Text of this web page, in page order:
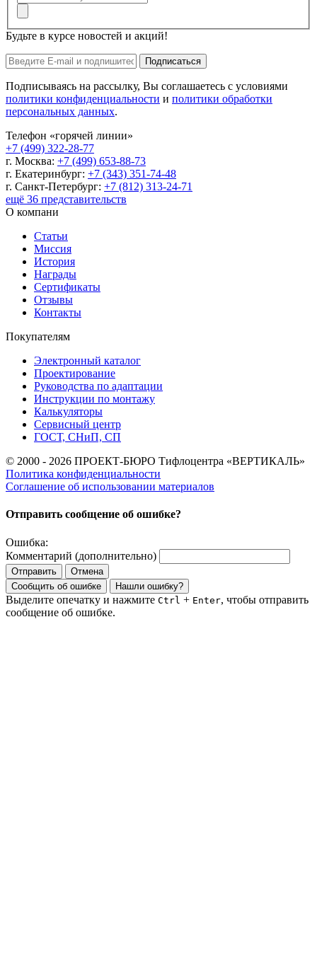
Будьте в курсе новостей и акций!
Подписаться
Подписываясь на рассылку, Вы соглашаетесь с условиями
политики конфиденциальности и политики обработки
персональных данных.
Телефон «горячей линии»
+7 (499) 322-28-77
г. Москва: +7 (499) 653-88-73
г. Екатеринбург: +7 (343) 351-74-48
г. Санкт-Петербург: +7 (812) 313-24-71
ещё 36 представительств
О компани
Статьи
Миссия
История
Награды
Сертификаты
Отзывы
Контакты
Покупателям
Электронный каталог
Проектирование
Руководства по адаптации
Инструкции по монтажу
Калькуляторы
Сервисный центр
ГОСТ, СНиП, СП
© 2000 - 2026 ПРОЕКТ-БЮРО Тифлоцентра «ВЕРТИКАЛЬ»
Политика конфиденциальности
Соглашение об использовании материалов
Отправить сообщение об ошибке?
Ошибка:
Комментарий (дополнительно)
Отправить
Отмена
Сообщить об ошибке
Нашли ошибку?
Выделите опечатку и нажмите Ctrl + Enter, чтобы отправить
сообщение об ошибке.